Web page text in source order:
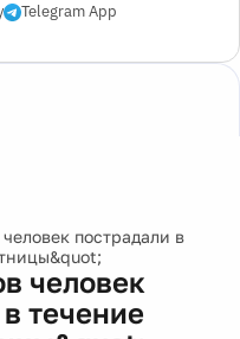
Telegram App
пострадали в
человек
течение